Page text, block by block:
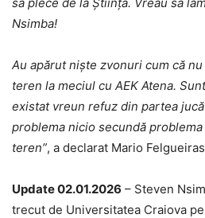
Nsimba!
Au apărut nişte zvonuri cum că
teren la meciul cu AEK Atena.
existat vreun refuz din partea
problema nicio secundă
teren”, a declarat Mario
Update 02.01.2026 – Steven
trecut de Universitatea Craiova